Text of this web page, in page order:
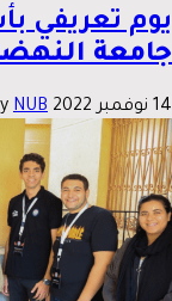
يوم تعريفي
جامعة
14 نوفمبر 2022 NUB